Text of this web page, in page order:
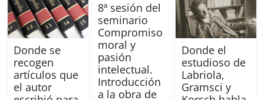
Donde se
recogen
artículos que
el autor
8ª sesión del
seminario
Compromiso
moral y
pasión
intelectual.
Introducción
a la obra de
Donde el
estudioso de
Labriola,
Gramsci y